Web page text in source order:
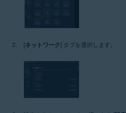
[ネットワーク] タブを選択します。